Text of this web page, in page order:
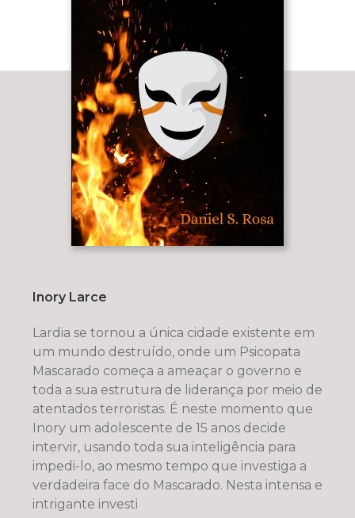
Inory Larce
Lardia se tornou a única cidade existente em
um mundo destruído, onde um Psicopata
Mascarado começa a ameaçar o governo e
toda a sua estrutura de liderança por meio de
atentados terroristas. É neste momento que
Inory um adolescente de 15 anos decide
intervir, usando toda sua inteligência para
impedi-lo, ao mesmo tempo que investiga a
verdadeira face do Mascarado. Nesta intensa e
intrigante investi